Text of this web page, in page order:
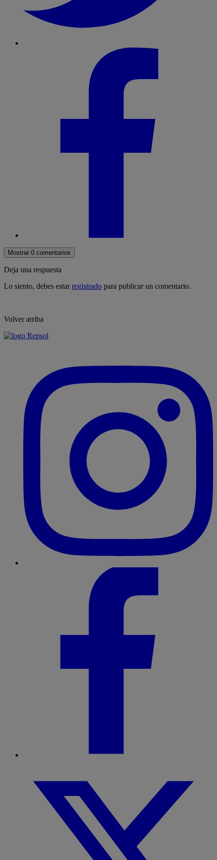
Mostrar 0 comentarios
Deja una respuesta
Lo siento, debes estarregistrado para publicar un comentario.
Volver arriba